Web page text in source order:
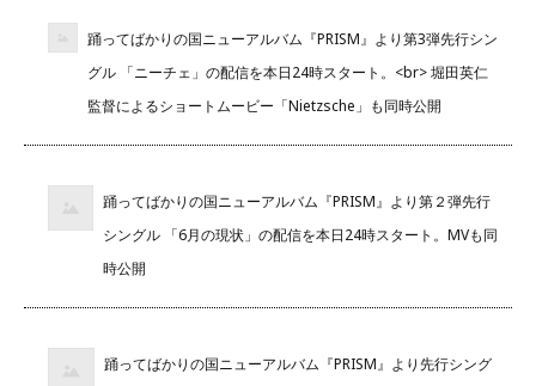
踊ってばかりの国ニューアルバム『PRISM』より第3弾先行シン
グル 「ニーチェ」の配信を本日24時スタート。<br> 堀田英仁
監督によるショートムービー「Nietzsche」も同時公開
踊ってばかりの国ニューアルバム『PRISM』より第２弾先行
シングル 「6月の現状」の配信を本日24時スタート。MVも同
時公開
踊ってばかりの国ニューアルバム『PRISM』より先行シング